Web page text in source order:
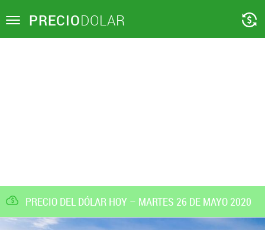
Toggle PRECIODOLAR
PRECIO DEL DÓLAR HOY – MARTES 26 DE MAYO 2020